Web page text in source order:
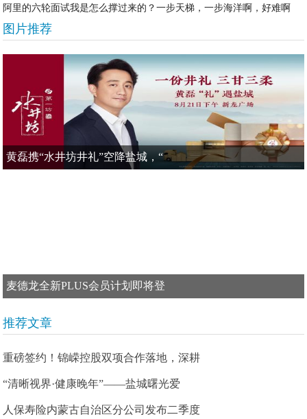
阿里的六轮面试我是怎么撑过来的？一步天梯，一步海洋啊，好难啊
图片推荐
黄磊携“水井坊井礼”空降盐城，“
麦德龙全新PLUS会员计划即将登
推荐文章
重磅签约！锦嵘控股双项合作落地，深耕
“清晰视界·健康晚年”——盐城曙光爱
人保寿险内蒙古自治区分公司发布二季度